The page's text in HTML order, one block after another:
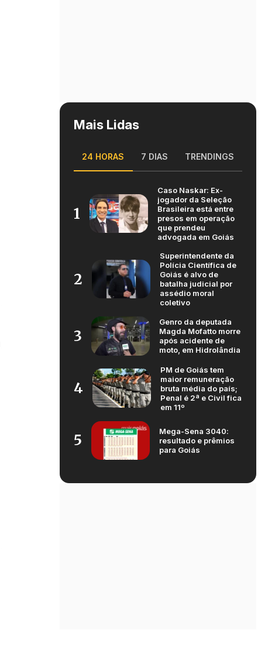
Mais Lidas
24 HORAS 7 DIAS TRENDINGS
1
Caso Naskar: Ex-
jogador da Seleção
Brasileira está entre
presos em operação
que prendeu
advogada em Goiás
2
Superintendente da
Polícia Científica de
Goiás é alvo de
batalha judicial por
assédio moral
coletivo
3
Genro da deputada
Magda Mofatto morre
após acidente de
moto, em Hidrolândia
4
PM de Goiás tem
maior remuneração
bruta média do país;
Penal é 2ª e Civil fica
em 11º
5
Mega-Sena 3040:
resultado e prêmios
para Goiás